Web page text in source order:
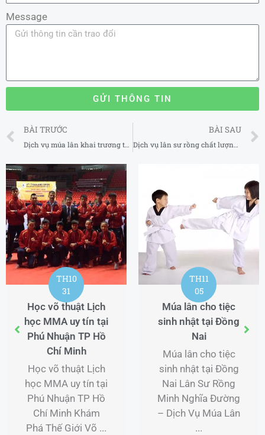
Message
GỬI THÔNG TIN
Prev
BÀI TRƯỚC
Dịch vụ múa lân khai trương tại Gia Lai
BÀI SAU
Dịch vụ lân sư rồng chất lượng tại Thái Nguyên
TH10
31
Học võ thuật Lịch
học MMA uy tín tại
Phú Nhuận TP Hồ
Chí Minh
Học võ thuật Lịch
học MMA uy tín tại
Phú Nhuận TP Hồ
Chí Minh Khám
Phá Thế Giới Võ ...
TH11
05
Múa lân cho tiệc
sinh nhật tại Đồng
Nai
Múa lân cho tiệc
sinh nhật tại Đồng
Nai Lân Sư Rồng
Minh Nghĩa Đường
– Dịch Vụ Múa Lân
...